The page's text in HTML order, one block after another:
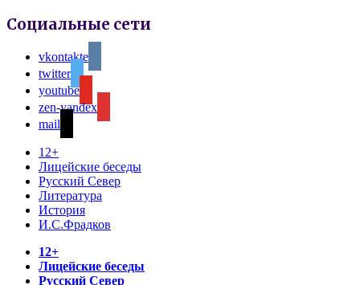
Социальные сети
vkontakte
twitter
youtube
zen-yandex
mail
12+
Лицейские беседы
Русский Север
Литература
История
И.С.Фрадков
12+
Лицейские беседы
Русский Север